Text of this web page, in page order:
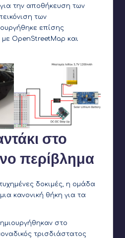
την αποθήκευση των
των
επίσης
με OpenStreetMap και
στο
περίβλημα
δοκιμές, η ομάδα
κανονική θήκη για τα
στο
τρισδιάστατος